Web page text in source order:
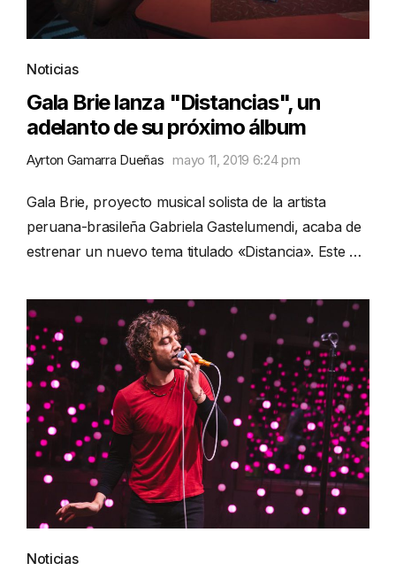
Noticias
Gala Brie lanza "Distancias", un
adelanto de su próximo álbum
Ayrton Gamarra Dueñas mayo 11, 2019 6:24 pm
Gala Brie, proyecto musical solista de la artista
peruana-brasileña Gabriela Gastelumendi, acaba de
estrenar un nuevo tema titulado «Distancia». Este …
Noticias